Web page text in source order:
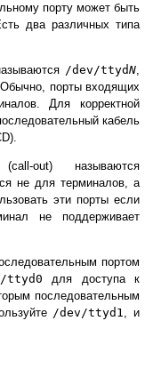
порту может быть
два различных типа
/dev/ttydN,
порты входящих
Для корректной
кабель
out) называются
не для терминалов, а
эти порты если
не поддерживает
портом
ttyd0 для доступа к
последовательным
/dev/ttyd1, и